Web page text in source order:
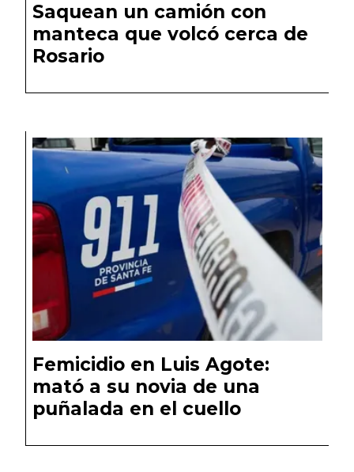
Saquean un camión con
manteca que volcó cerca de
Rosario
Femicidio en Luis Agote:
mató a su novia de una
puñalada en el cuello